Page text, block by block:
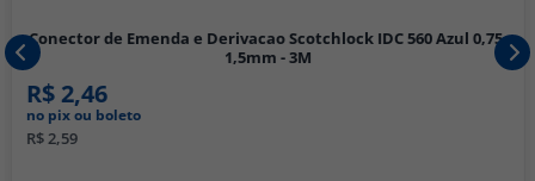
Conector de Emenda e Derivacao Scotchlock IDC 560 Azul 0,75-
1,5mm - 3M
R$ 2,46
no pix ou boleto
R$ 2,59